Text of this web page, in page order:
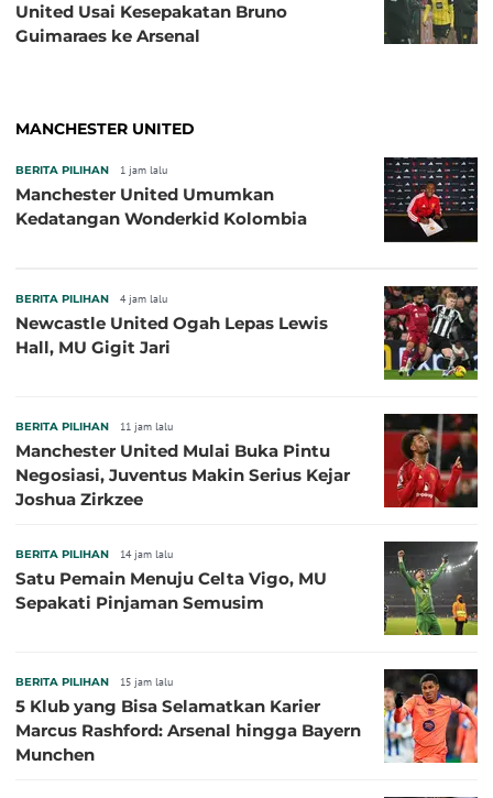
United Usai Kesepakatan Bruno
Guimaraes ke Arsenal
MANCHESTER UNITED
BERITA PILIHAN 1 jam lalu
Manchester United Umumkan
Kedatangan Wonderkid Kolombia
BERITA PILIHAN 4 jam lalu
Newcastle United Ogah Lepas Lewis
Hall, MU Gigit Jari
BERITA PILIHAN 11 jam lalu
Manchester United Mulai Buka Pintu
Negosiasi, Juventus Makin Serius Kejar
Joshua Zirkzee
BERITA PILIHAN 14 jam lalu
Satu Pemain Menuju Celta Vigo, MU
Sepakati Pinjaman Semusim
BERITA PILIHAN 15 jam lalu
5 Klub yang Bisa Selamatkan Karier
Marcus Rashford: Arsenal hingga Bayern
Munchen